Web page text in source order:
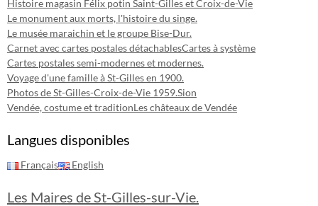
Histoire magasin Félix potin Saint-Gilles et Croix-de-Vie
Le monument aux morts, l'histoire du singe.
Le musée maraichin et le groupe Bise-Dur.
Carnet avec cartes postales détachablesCartes à système
Cartes postales semi-modernes et modernes.
Voyage d'une famille à St-Gilles en 1900.
Photos de St-Gilles-Croix-de-Vie 1959.Sion
Vendée, costume et traditionLes châteaux de Vendée
Langues disponibles
Français English
Les Maires de St-Gilles-sur-Vie.